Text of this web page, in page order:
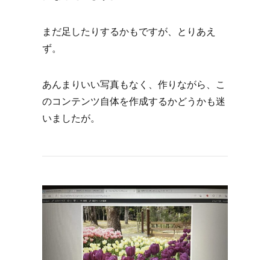
まだ足したりするかもですが、とりあえ
ず。
あんまりいい写真もなく、作りながら、こ
のコンテンツ自体を作成するかどうかも迷
いましたが。